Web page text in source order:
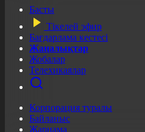
Басты
Тікелей эфир
Бағдарлама кестесі
Жаңалықтар
Жобалар
Телехикаялар
Корпорация туралы
Байланыс
Жарнама